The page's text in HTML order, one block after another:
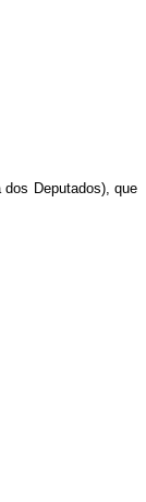
dos Deputados), que